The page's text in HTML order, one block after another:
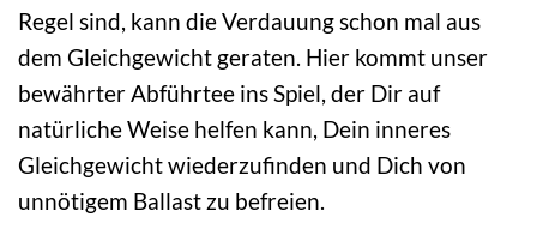
Regel sind, kann die Verdauung schon mal aus
dem Gleichgewicht geraten. Hier kommt unser
bewährter Abführtee ins Spiel, der Dir auf
natürliche Weise helfen kann, Dein inneres
Gleichgewicht wiederzufinden und Dich von
unnötigem Ballast zu befreien.